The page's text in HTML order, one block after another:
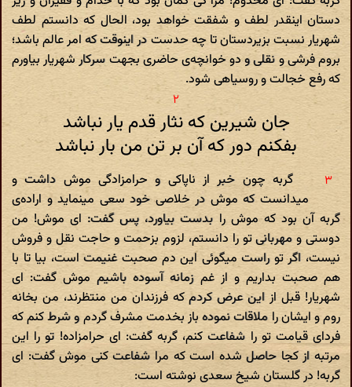
دستان اینقدر لطف و شفقت خواهد بود، الحال که دانستم لطف
شهریار نسبت بزیردستان تا چه حدست در اینوقت که امر عالم باشد؛
بروم فرشى و نقلى و دو خوانچه‌ى حاضرى بجهت سرکار شهریار بیاورم
که رفع خجالت و روسیاهى شود.
جان شیرین که نثار قدم یار نباشد
بفکنم دور که آن بر تن من بار نباشد
گربه چون خبر از ناپاکى و حرامزادگى موش داشت و
میدانست که موش در خلاصى خود سعى مینماید و اراده‌ى
گربه آن بود که موش را بدست بیاورد، پس گفت: اى موش! من
دوستى و مهربانى تو را دانستم، لزوم بزحمت و حاجت نقل و فروش
نیست، اگر تو راست میگوئى این دم صحبت غنیمت است، بیا تا با
هم صحبت بداریم و از غم زمانه آسوده باشیم‌ موش گفت: اى
شهریار! قبل از این عرض کردم که فرزندان من منتظرند، من بخانه
روم و ایشان را ملاقات نموده باز بخدمت مشرف گردم و شرط کنم که
فرداى قیامت تو را شفاعت کنم، گربه گفت: اى حرامزاده! تو را این
مرتبه از کجا حاصل شده است که مرا شفاعت کنى موش گفت: اى
گربه! در گلستان شیخ سعدى نوشته است: